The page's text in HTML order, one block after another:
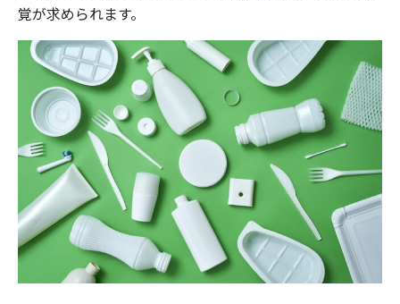
覚が求められます。